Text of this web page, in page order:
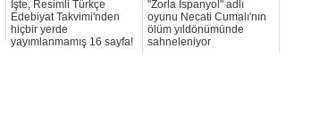
İşte, Resimli Türkçe
Edebiyat Takvimi'nden
hiçbir yerde
yayımlanmamış 16 sayfa!
"Zorla İspanyol" adlı
oyunu Necati Cumalı'nın
ölüm yıldönümünde
sahneleniyor